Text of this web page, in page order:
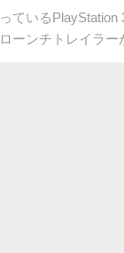
ている
ーンチトレイラー